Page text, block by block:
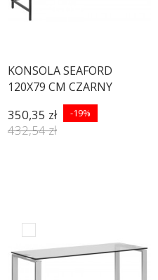
KONSOLA SEAFORD
120X79 CM CZARNY
350,35 zł -19%
432,54 zł